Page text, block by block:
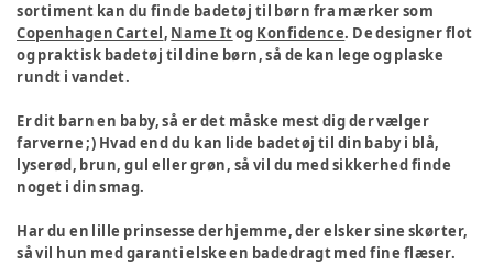
sortiment kan du finde badetøj til børn fra mærker som
Copenhagen Cartel, Name Itog Konfidence. De designer flot
og praktisk badetøj til dine børn, så de kan lege og plaske
rundt i vandet.
Er dit barn en baby, så er det måske mest dig der vælger
farverne ;) Hvad end du kan lide badetøj til din baby i blå,
lyserød, brun, gul eller grøn, så vil du med sikkerhed finde
noget i din smag.
Har du en lille prinsesse derhjemme, der elsker sine skørter,
så vil hun med garanti elske en badedragt med fine flæser.